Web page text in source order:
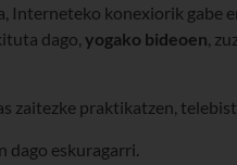
Interneteko konexiorik gabe
dago, yogako bideoen ,
zaitezke praktikatzen,
dago eskuragarri.